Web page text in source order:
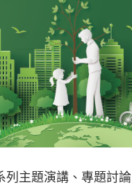
主題演講、專題討